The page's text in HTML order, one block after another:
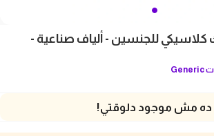
للجنسين - ألياف صناعية -
Generic
ده مش موجود دلوقتي!